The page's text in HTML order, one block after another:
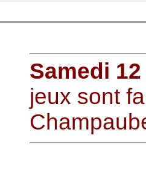
Samedi
jeux sont